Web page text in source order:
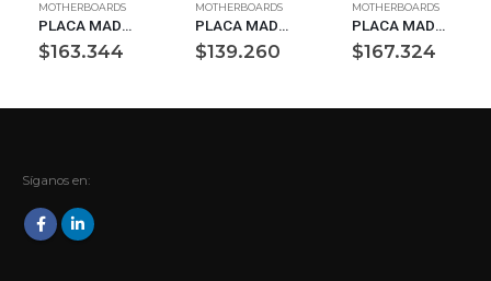
MOTHERBOARDS
PLACA MADRE ASROCK B450M-HDV AM4 M.2 (90-MXB9N0-AOUAYZ)
$163.344
MOTHERBOARDS
PLACA MADRE GIGABYTE AM5 A620M H DDR5 BOX M-ATX (A620M H)
$139.260
MOTHERBOARDS
PLACA MADRE GIGABYTE S1700 H610M H DDR4 BOX M-ATX (H610M H DDR4)
$167.324
Síganos en: